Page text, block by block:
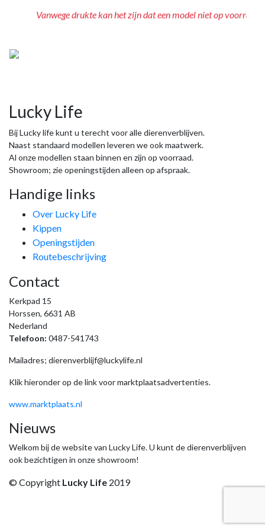
Vanwege drukte kan het zijn dat een model niet op voorraad
Lucky Life
Bij Lucky life kunt u terecht voor alle dierenverblijven.
Naast standaard modellen leveren we ook maatwerk.
Al onze modellen staan binnen en zijn op voorraad.
Showroom; zie openingstijden alleen op afspraak.
Handige links
Over Lucky Life
Kippen
Openingstijden
Routebeschrijving
Contact
Kerkpad 15
Horssen, 6631 AB
Nederland
Telefoon: 0487-541743
Mailadres; dierenverblijf@luckylife.nl
Klik hieronder op de link voor marktplaatsadvertenties.
www.marktplaats.nl
Nieuws
Welkom bij de website van Lucky Life. U kunt de dierenverblijven
ook bezichtigen in onze showroom!
© Copyright Lucky Life 2019